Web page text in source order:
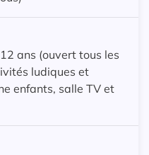
ans (ouvert tous les
ludiques et
enfants, salle TV et